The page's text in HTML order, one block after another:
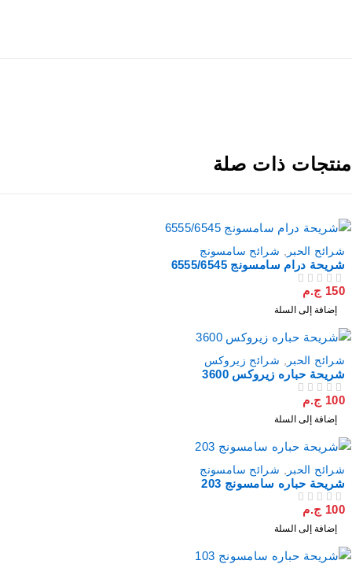
ذات صلة
شرائح الحبر, شرائح سامسونج
شريحة درام سامسونج 6555/6545
150 ج.م
إضافة إلى السلة
شرائح الحبر, شرائح زيروكس
شريحة حباره زيروكس 3600
100 ج.م
إضافة إلى السلة
شرائح الحبر, شرائح سامسونج
شريحة حباره سامسونج 203
100 ج.م
إضافة إلى السلة